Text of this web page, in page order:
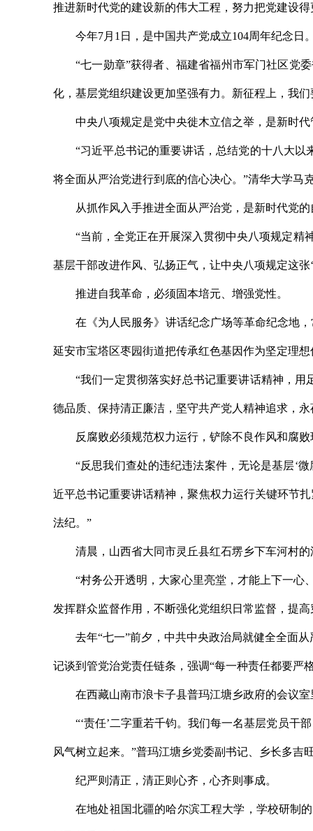
推进新时代党的建设新的伟大工程，努力把党建设
今年7月1日，是中国共产党成立104周年纪念
“七一勋章”获得者、福建省福州市军门社区党
化，基层党组织建设更加坚强有力。新征程上，我
中央八项规定是党中央徙木立信之举，是新时
“习近平总书记的重要讲话，总结党的十八大
将全面从严治党进行到底的信心决心。”清华大学马
从抓作风入手推进全面从严治党，是新时代党
“当前，全党正在开展深入贯彻中央八项规定精
基层干部改进作风、弘扬正气，让中央八项规定这
推进自我革命，必须固本培元、增强党性。
在《为人民服务》讲话纪念广场等革命纪念地
延安市宝塔区枣园街道把传承红色基因作为坚定理
“我们一定贯彻落实好总书记重要讲话精神，
德品质、保持清正廉洁，坚守共产党人精神追求，
反腐败必须规范权力运行，铲除不良作风和腐
“反思我们查处的违纪违法案件，无论是基层‘
近平总书记重要讲话精神，聚焦权力运行关键环节
法纪。”
清晨，山西省大同市灵丘县红石塄乡下车河村
“村务公开透明，大家心里亮堂，才能上下一心
发挥群众监督作用，不断强化党组织日常监督，提
去年“七一”前夕，中共中央政治局就健全全面
记谈到管党治党责任链条，强调“每一种责任都要严
在西藏山南市浪卡子县普玛江塘乡政府的会议
“‘责任’二字重若千钧。我们每一名基层党员干
风气树立起来。”普玛江塘乡党委副书记、乡长多吉
纪严则清正，清正则心齐，心齐则事成。
在地处祖国北疆的哈尔滨工程大学，学校研制